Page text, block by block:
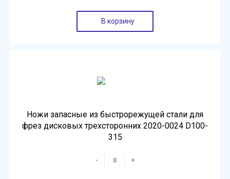
В корзину
Ножи запасные из быстрорежущей стали для
фрез дисковых трехсторонних 2020-0024 D100-
315
- +